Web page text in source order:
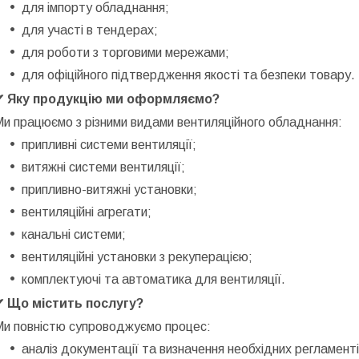
для імпорту обладнання;
для участі в тендерах;
для роботи з торговими мережами;
для офіційного підтвердження якості та безпеки товару.
Яку продукцію ми оформляємо?
працюємо з різними видами вентиляційного обладнання:
припливні системи вентиляції;
витяжні системи вентиляції;
припливно-витяжні установки;
вентиляційні агрегати;
канальні системи;
вентиляційні установки з рекуперацією;
комплектуючі та автоматика для вентиляції.
Що містить послугу?
повністю супроводжуємо процес:
аналіз документації та визначення необхідних